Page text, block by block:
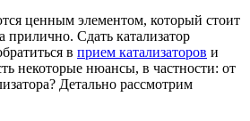
ценным элементом, который стоит
прилично. Сдать катализатор
в прием катализаторов и
некоторые нюансы, в частности: от
Детально рассмотрим